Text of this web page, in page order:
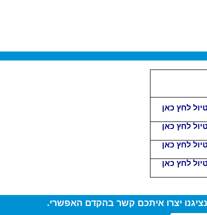
לחץ כאן
לחץ כאן
לחץ כאן
לחץ כאן
יצרו איתכם קשר בהקדם האפשרי.